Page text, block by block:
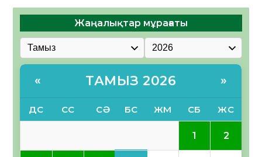
Жаңалықтар мұрағаты
« ТАМЫЗ 2026 »
ДС СС СӘ БС ЖМ СБ ЖС
1 2